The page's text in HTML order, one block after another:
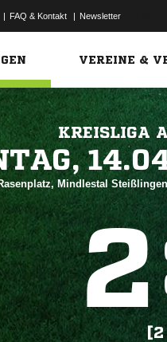
| FAQ & Kontakt | Newsletter
VEREINE &
KREISLIGA
Mindlestal

[2